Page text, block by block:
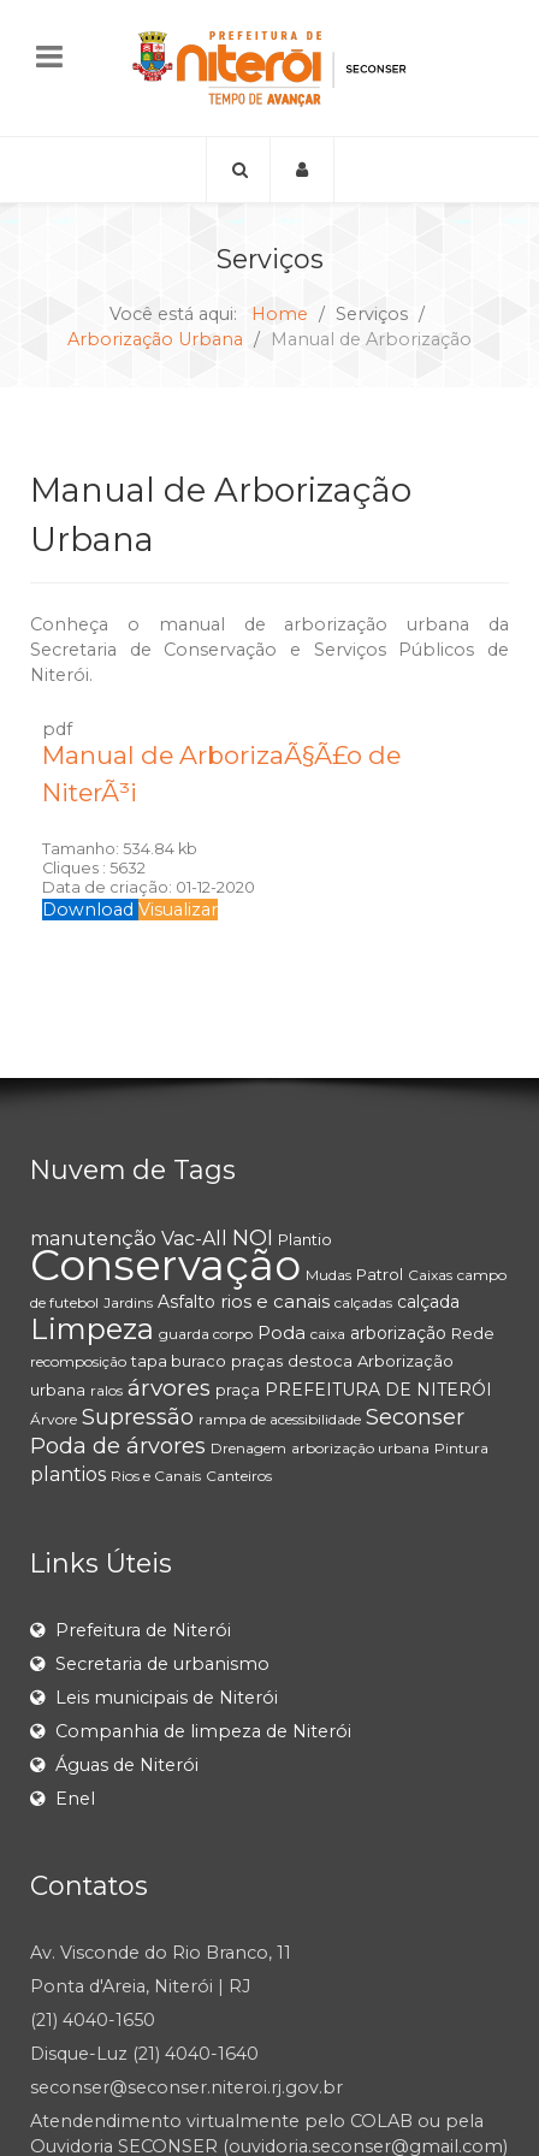
Serviços
Você está aqui: Home
Serviços
Arborização Urbana
Manual de Arborização
Manual de Arborização
Urbana
Conheça o manual de arborização urbana da
Secretaria de Conservação e Serviços Públicos de
Niterói.
pdf
Manual de ArborizaÃ§Ã£o de
NiterÃ³i
Tamanho: 534.84 kb
Cliques : 5632
Data de criação: 01-12-2020
Download Visualizar
Nuvem de Tags
manutenção Vac-All NOI Plantio
Conservação Mudas Patrol Caixas campo
de futebol Jardins Asfalto rios e canais calçadas calçada
Limpeza guarda corpo Poda caixa arborização Rede
recomposição tapa buraco praças destoca Arborização
urbana ralos árvores praça PREFEITURA DE NITERÓI
Árvore Supressão rampa de acessibilidade Seconser
Poda de árvores Drenagem arborização urbana Pintura
plantios Rios e Canais Canteiros
Links Úteis
Prefeitura de Niterói
Secretaria de urbanismo
Leis municipais de Niterói
Companhia de limpeza de Niterói
Águas de Niterói
Enel
Contatos
Av. Visconde do Rio Branco, 11
Ponta d'Areia, Niterói | RJ
(21) 4040-1650
Disque-Luz (21) 4040-1640
seconser@seconser.niteroi.rj.gov.br
Atendendimento virtualmente pelo COLAB ou pela
Ouvidoria SECONSER (ouvidoria.seconser@gmail.com)